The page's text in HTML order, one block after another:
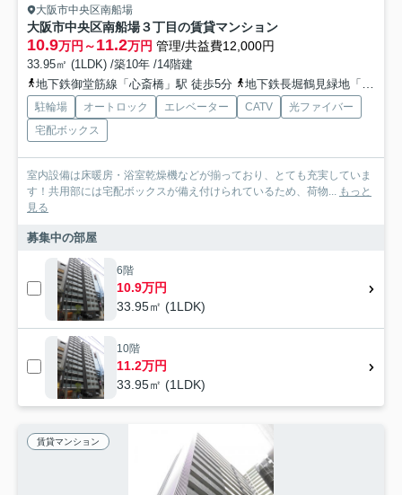
大阪市中央区南船場
大阪市中央区南船場３丁目の賃貸マンション
10.9万円～11.2万円 管理/共益費12,000円
33.95㎡ (1LDK) /築10年 /14階建
地下鉄御堂筋線「心斎橋」駅 徒歩5分
地下鉄長堀鶴見緑地「長堀橋」駅 徒歩8分
駐輪場 オートロック エレベーター CATV
光ファイバー
宅配ボックス
室内設備は床暖房・浴室乾燥機などが揃っており、とても充実していま
す！共用部には宅配ボックスが備え付けられているため、荷物...
もっと
見る
募集中の部屋
6階
10.9万円
33.95㎡ (1LDK)
10階
11.2万円
33.95㎡ (1LDK)
賃貸マンション